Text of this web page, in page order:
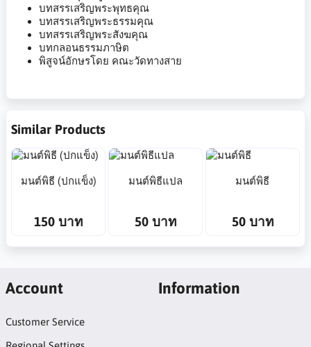
บทสรรเสริญพระพุทธคุณ
บทสรรเสริญพระธรรมคุณ
บทสรรเสริญพระสังฆคุณ
บทกลอนธรรมภาษิต
พิสูจน์อักษรโดย คณะวัดทางสาย
Similar Products
มนต์พิธี (ปกแข็ง)
150 บาท
มนต์พิธีแปล
50 บาท
มนต์พิธี
50 บาท
Account
Customer Service
Information